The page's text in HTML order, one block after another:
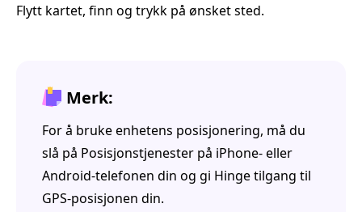
Flytt kartet, finn og trykk på ønsket sted.
Merk:
For å bruke enhetens posisjonering, må du
slå på Posisjonstjenester på iPhone- eller
Android-telefonen din og gi Hinge tilgang til
GPS-posisjonen din.